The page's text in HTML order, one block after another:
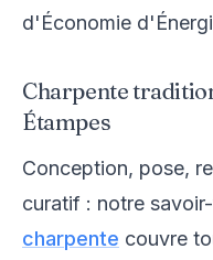
d'Économie
Charpente
Étampes
Conception, pose,
curatif : notre
charpente couvre